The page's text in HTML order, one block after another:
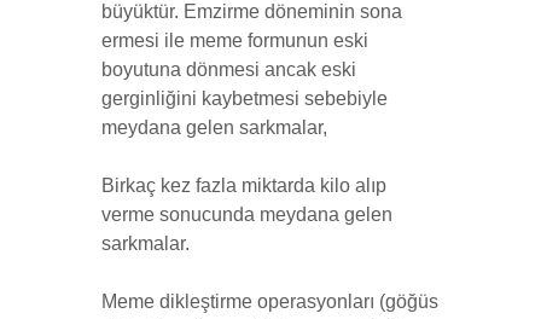
büyüktür. Emzirme döneminin sona
ermesi ile meme formunun eski
boyutuna dönmesi ancak eski
gerginliğini kaybetmesi sebebiyle
meydana gelen sarkmalar,
Birkaç kez fazla miktarda kilo alıp
verme sonucunda meydana gelen
sarkmalar.
Meme dikleştirme operasyonları (göğüs